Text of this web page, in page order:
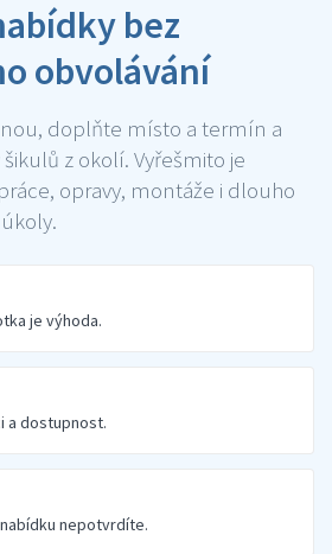
bez
obvolávání
doplňte místo a termín a
z okolí. Vyřešmito je
opravy, montáže i dlouho
je výhoda.
a dostupnost.
nepotvrdíte.